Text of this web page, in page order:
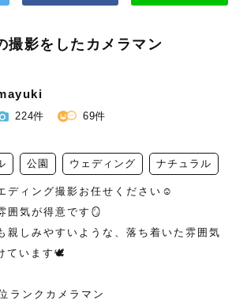
撮影をしたカメラマン
224件 69件
公園 ウェディング ナチュラル
ディング撮影お任せください☺︎
囲気が得意です🪞
親しみやすいような、落ち着いた雰囲気
ています🕊️
ランクカメラマン